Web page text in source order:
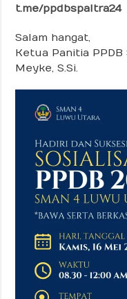
t.me/ppdbspaltra24
Salam hangat,
Ketua Panitia
Meyke, S.Si.